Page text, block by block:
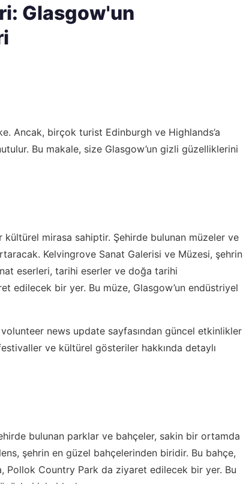
Glasgow'un
Ancak, birçok turist Edinburgh ve Highlands’a
Bu makale, size Glasgow’un gizli güzelliklerini
kültürel mirasa sahiptir. Şehirde bulunan müzeler ve
Kelvingrove Sanat Galerisi ve Müzesi, şehrin
eserleri, tarihi eserler ve doğa tarihi
edilecek bir yer. Bu müze, Glasgow’un endüstriyel
news update sayfasından güncel etkinlikler
ve kültürel gösteriler hakkında detaylı
bulunan parklar ve bahçeler, sakin bir ortamda
şehrin en güzel bahçelerinden biridir. Bu bahçe,
Pollok Country Park da ziyaret edilecek bir yer. Bu